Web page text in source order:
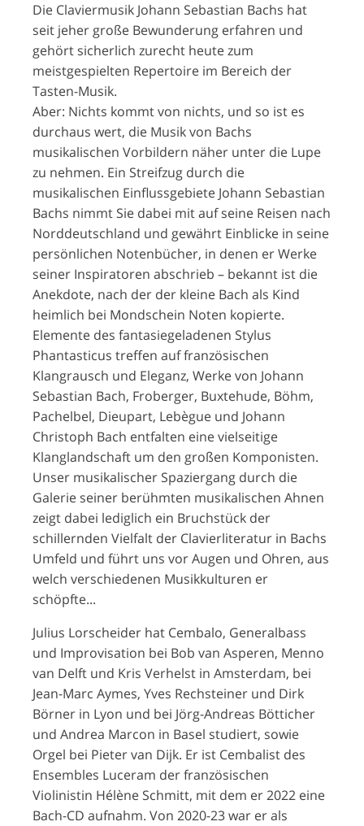
Die Claviermusik Johann Sebastian Bachs hat
seit jeher große Bewunderung erfahren und
gehört sicherlich zurecht heute zum
meistgespielten Repertoire im Bereich der
Tasten-Musik.
Aber: Nichts kommt von nichts, und so ist es
durchaus wert, die Musik von Bachs
musikalischen Vorbildern näher unter die Lupe
zu nehmen. Ein Streifzug durch die
musikalischen Einflussgebiete Johann Sebastian
Bachs nimmt Sie dabei mit auf seine Reisen nach
Norddeutschland und gewährt Einblicke in seine
persönlichen Notenbücher, in denen er Werke
seiner Inspiratoren abschrieb – bekannt ist die
Anekdote, nach der der kleine Bach als Kind
heimlich bei Mondschein Noten kopierte.
Elemente des fantasiegeladenen Stylus
Phantasticus treffen auf französischen
Klangrausch und Eleganz, Werke von Johann
Sebastian Bach, Froberger, Buxtehude, Böhm,
Pachelbel, Dieupart, Lebègue und Johann
Christoph Bach entfalten eine vielseitige
Klanglandschaft um den großen Komponisten.
Unser musikalischer Spaziergang durch die
Galerie seiner berühmten musikalischen Ahnen
zeigt dabei lediglich ein Bruchstück der
schillernden Vielfalt der Clavierliteratur in Bachs
Umfeld und führt uns vor Augen und Ohren, aus
welch verschiedenen Musikkulturen er
schöpfte...
Julius Lorscheider hat Cembalo, Generalbass
und Improvisation bei Bob van Asperen, Menno
van Delft und Kris Verhelst in Amsterdam, bei
Jean-Marc Aymes, Yves Rechsteiner und Dirk
Börner in Lyon und bei Jörg-Andreas Bötticher
und Andrea Marcon in Basel studiert, sowie
Orgel bei Pieter van Dijk. Er ist Cembalist des
Ensembles Luceram der französischen
Violinistin Hélène Schmitt, mit dem er 2022 eine
Bach-CD aufnahm. Von 2020-23 war er als